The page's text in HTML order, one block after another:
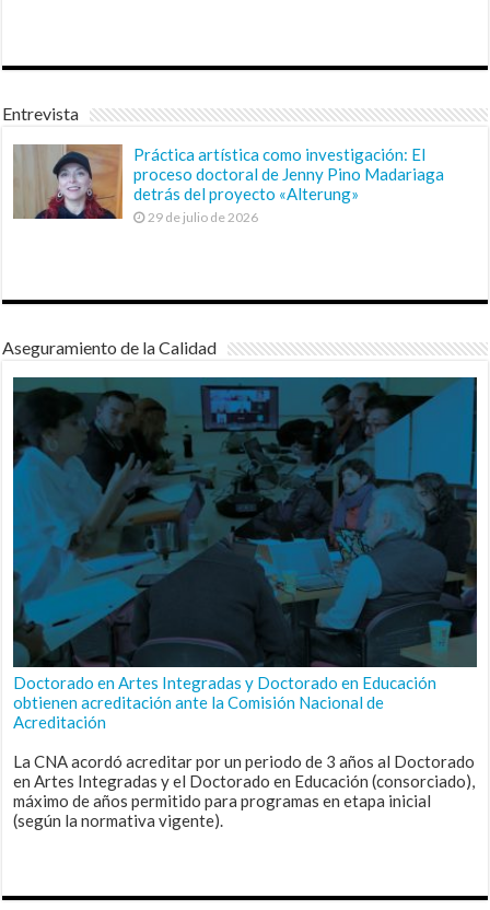
Entrevista
Práctica artística como investigación: El
proceso doctoral de Jenny Pino Madariaga
detrás del proyecto «Alterung»
29 de julio de 2026
Aseguramiento de la Calidad
Doctorado en Artes Integradas y Doctorado en Educación
obtienen acreditación ante la Comisión Nacional de
Acreditación
La CNA acordó acreditar por un periodo de 3 años al Doctorado
en Artes Integradas y el Doctorado en Educación (consorciado),
máximo de años permitido para programas en etapa inicial
(según la normativa vigente).